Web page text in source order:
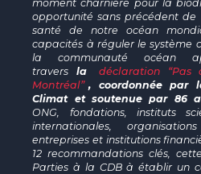
moment charnière pour la
opportunité sans précédent
santé de notre océan
capacités à réguler le système
la communauté océan
travers la
déclaration “Pas
Montréal” , coordonnée par
Climat et soutenue par 86
ONG, fondations, instituts
internationales,
entreprises et institutions
12 recommandations clés,
Parties à la CDB à établir un